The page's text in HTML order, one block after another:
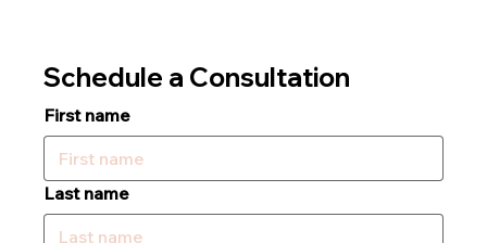
Schedule a Consultation
First name
Last name